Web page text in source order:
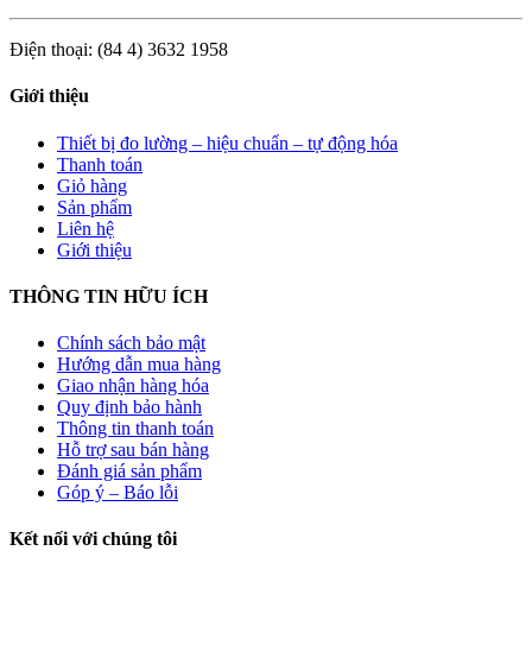
Điện thoại: (84 4) 3632 1958
Giới thiệu
Thiết bị đo lường – hiệu chuẩn – tự động hóa
Thanh toán
Giỏ hàng
Sản phẩm
Liên hệ
Giới thiệu
THÔNG TIN HỮU ÍCH
Chính sách bảo mật
Hướng dẫn mua hàng
Giao nhận hàng hóa
Quy định bảo hành
Thông tin thanh toán
Hỗ trợ sau bán hàng
Đánh giá sản phẩm
Góp ý – Báo lỗi
Kết nối với chúng tôi